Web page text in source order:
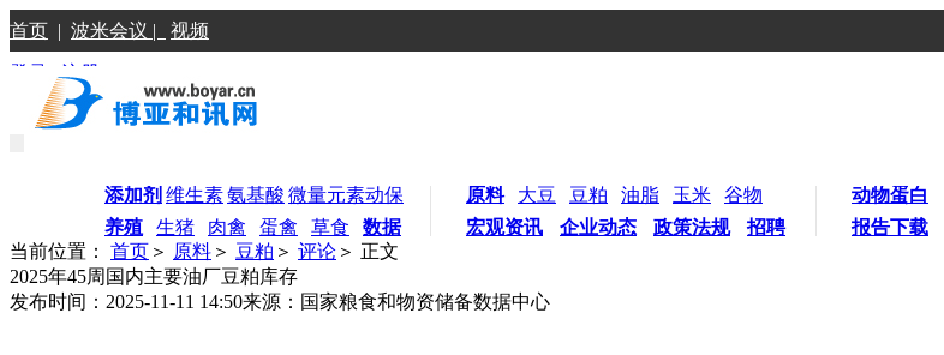
首页 | 波米会议 | 视频
登录 |注册
添加剂 维生素氨基酸 微量元素动保
养殖
生猪 肉禽 蛋禽 草食 数据
原料 大豆 豆粕 油脂 玉米
谷物
宏观资讯
企业动态 政策法规 招聘
动物蛋白
报告下载
当前位置： 首页 ＞ 原料 ＞ 豆粕 ＞ 评论 ＞ 正文
2025年45周国内主要油厂豆粕库存
发布时间：2025-11-11 14:50来源：国家粮食和物资储备数据中心